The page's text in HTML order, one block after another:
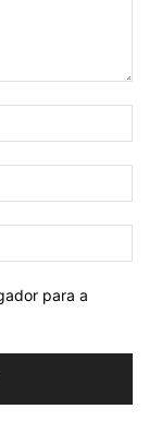
para a